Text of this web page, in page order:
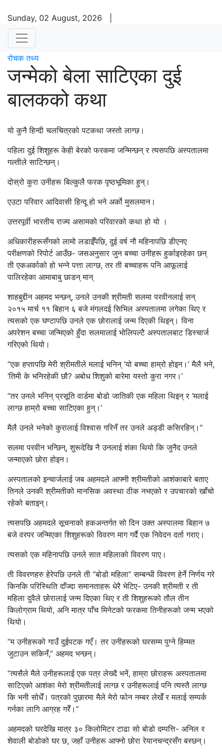
Sunday, 02 August, 2026
रोचक तथ्य
जन्मेको बेला साटिएका दुई
बालकको कथा
यो कुनै हिन्दी चलचित्रको पटकथा जस्तो लाग्छ।
पहिला दुई शिशुहरू केही बेरको फरकमा जन्मिन्छन् र त्यसपछि अस्पतालमा
गल्तीले साटिन्छन्।
दोस्रो कुरा उनीहरू बिल्कुलै फरक पृष्ठभूमिका हुन्।
एउटा परिवार आदिवासी हिन्दू हो भने अर्को मुसलमान।
उत्तरपूर्वी भारतीय राज्य असामको परिवारको कथा हो यो ।
अधिकारीहरूसँगको लामो लडाईँपछि, दुई वर्ष नौ महिनापछि डीएनए
परीक्षणको रिपोर्ट आउँछ- जसअनुसार जुन बच्चा उनीहरू हुर्काइरहेका छन्
ती एकअर्काको हो भन्ने पत्ता लाग्छ, तर ती बच्चाहरू पनि आफूलाई
पालिरहेका आमाबाबु छाडन् मान्
शाहबुद्दीन अहमद भन्छन्, उनले उनकी श्रीमती सलमा परवीनलाई सन्
२०१५ मार्च ११ बिहान ६ बजे मंगलदई सिभिल अस्पतालमा लगेका थिए र
त्यसको एक घण्टापछि उनले एक छोरालाई जन्म दिएकी थिइन्। विना
अपरेशन बच्चा जन्मिएको हुँदा सलमालाई भोलिपल्टै अस्पतालबाट डिस्चार्ज
गरिएको थियो।
“एक हप्तापछि मेरी श्रीमतीले मलाई भनिन् ‘यो बच्चा हाम्रो होइन।’ मैलै भने,
‘तिमी के भनिरहेकी छौ? अबोध शिशुको बारेमा यस्तो कुरा नगर।’
“तर उनले भनिन् प्रसूति वार्डमा बोडो जातिकी एक महिला थिइन् र ‘मलाई
लाग्छ हाम्रो बच्चा साटिएका हुन्।’
मैलै उनले भनेको कुरालाई विश्वास गरिनँ तर उनले अड्डी कसिरहिन्।”
सलमा परवीन भन्छिन्, शुरूदेखि नै उनलाई शंका थियो कि जुनैद उनले
जन्माएको छोरा होइन।
अस्पतालको इन्चार्जलाई जब अहमदले आफ्नी श्रीमतीको आशंकाबारे बताए
तिनले उनकी श्रीमतीको मानसिक अवस्था ठीक नभएको र उपचारको खाँचो
रहेको बताइन्।
त्यसपछि अहमदले सूचनाको हकअन्तर्गत सो दिन उक्त अस्पालमा बिहान ७
बजे वरपर जन्मिएका शिशुहरूको विवरण माग गर्दै एक निवेदन दर्ता गराए।
त्यसको एक महिनापछि उनले सात महिलाको विवरण पाए।
ती विवरणहरु हेरेपछि उनले ती “बोडो महिला” सम्बन्धी विवरण हेर्ने निर्णय गरे
किनकि परिस्थिति दाँज्दा समानताहरू धेरै भेटिए- उनकी श्रीमती र ती
महिला दुवैले छोरालाई जन्म दिएका थिए र ती शिशुहरूको तौल तीन
किलोग्राम थियो, अनि मात्र पाँच मिनेटको फरकमा तिनीहरूको जन्म भएको
थियो।
“म उनीहरूको गाउँ दुईपटक गएँ। तर उनीहरूको घरसम्म पुग्ने हिम्मत
जुटाउन सकिनँ,” अहमद भन्छन्।
“त्यसैले मैले उनीहरूलाई एक पत्र लेख्दै भनें, हाम्रा छोराहरू अस्पतालमा
साटिएको आशंका मेरो श्रीमतीलाई लाग्छ र उनीहरूलाई पनि त्यस्तै लाग्छ
कि भनी सोधेँ। पत्रको पुछारमा मैले मेरो फोन नम्बर लेखेँ र मलाई सम्पर्क
गर्नका लागि आग्रह गरेँ।”
अहमदको घरदेखि मात्र ३० किलोमिटर टाढा सो बोडो दम्पत्ति- अनिल र
शेवाली बोडोको घर छ, जहाँ उनीहरू आफ्नो छोरा रेयानचन्द्रसँग बस्छन्।